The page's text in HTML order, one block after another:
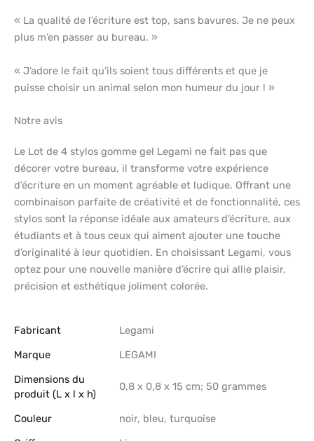
« La qualité de l’écriture est top, sans bavures. Je ne peux
plus m’en passer au bureau. »
« J’adore le fait qu’ils soient tous différents et que je
puisse choisir un animal selon mon humeur du jour ! »
Notre avis
Le Lot de 4 stylos gomme gel Legami ne fait pas que
décorer votre bureau, il transforme votre expérience
d’écriture en un moment agréable et ludique. Offrant une
combinaison parfaite de créativité et de fonctionnalité, ces
stylos sont la réponse idéale aux amateurs d’écriture, aux
étudiants et à tous ceux qui aiment ajouter une touche
d’originalité à leur quotidien. En choisissant Legami, vous
optez pour une nouvelle manière d’écrire qui allie plaisir,
précision et esthétique joliment colorée.
Fabricant
‎Legami
Marque
‎LEGAMI
Dimensions du
produit (L x l x h)
‎0,8 x 0,8 x 15 cm; 50 grammes
Couleur
‎noir, bleu, turquoise